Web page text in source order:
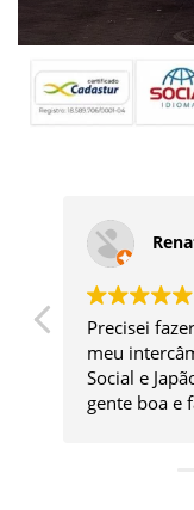
Precisei
meu
Social e
gente boa e
tipo de dica